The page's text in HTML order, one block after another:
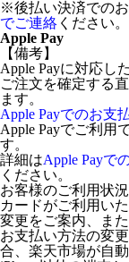
※後払い決済での
でご連絡 ください。
Apple Pay
【備考】
Apple Payに対応し
ご注文を確定する
ます。
Apple Payでのお支
Apple Payでご利用
す。
詳細はApple Payで
ください。
お客様のご利用状
カードがご利用い
変更をご案内、ま
お支払い方法の変
合、楽天市場が自